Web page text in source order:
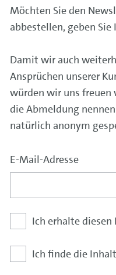
Möchten Sie den
abbestellen, geben Sie
Damit wir auch
Ansprüchen unserer
würden wir uns freuen
die Abmeldung
natürlich anonym
E-Mail-Adresse
Ich erhalte
Ich finde die